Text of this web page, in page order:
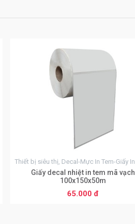
Giấy decal nhiệt in tem mã vạch
100x150x50m
65.000 đ
Từ 51 đến 99 sản phẩm
Từ 1000 đến 9999 sản phẩm
Từ 10000 sản phẩm
45.000 đ